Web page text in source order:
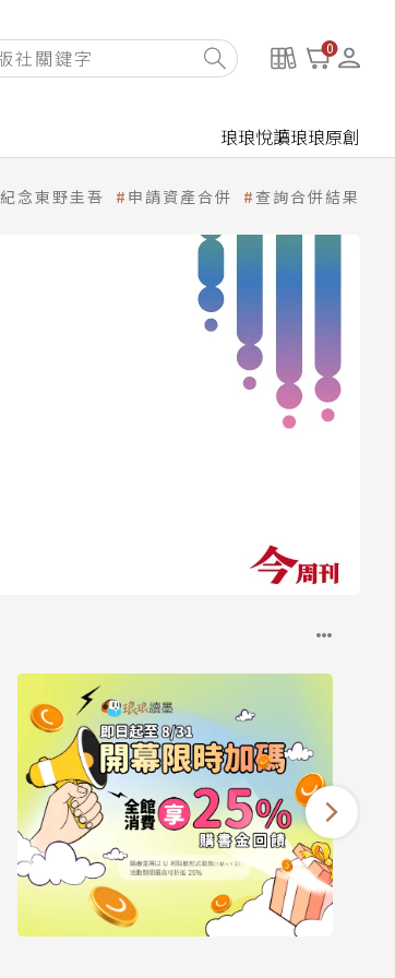
0
琅琅悅讀琅琅原創
紀念東野圭吾 申請資產合併 查詢合併結果